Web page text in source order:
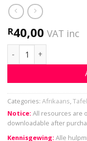
R40,00 VAT inc
Naaldekoker kalender
Categories: Afrikaans,
Notice: All resources are
downloadable after
Kennisgewing: Alle